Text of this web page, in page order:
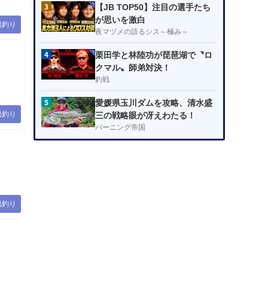
り
り
り
3
【JB TOP50】注目の選手たち
が思いを激白
夜マヅメの語るシス～極み～
4
栗田学と林陸功が琵琶湖で〝ロ
クマル〟師弟対決！
釣戦
5
愛媛県玉川ダムを攻略、清水盛
三の戦略眼が冴えわたる！
バーニング帝国